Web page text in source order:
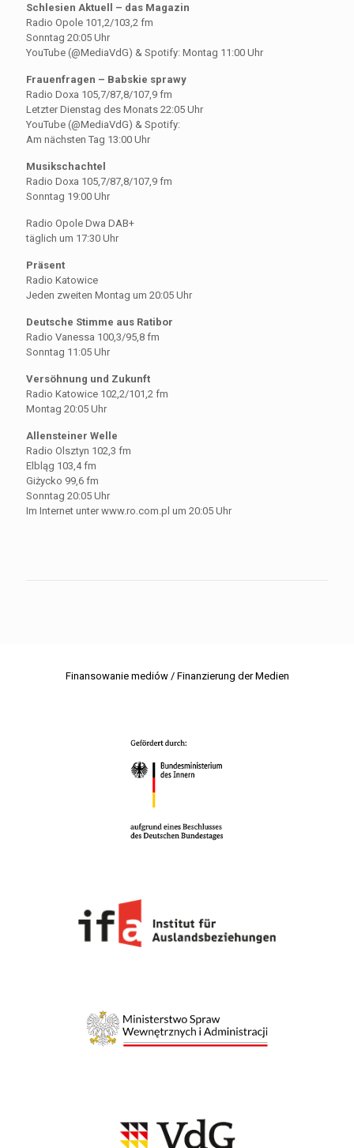
Schlesien Aktuell – das Magazin
Radio Opole 101,2/103,2 fm
Sonntag 20:05 Uhr
YouTube (@MediaVdG) & Spotify: Montag 11:00 Uhr
Frauenfragen – Babskie sprawy
Radio Doxa 105,7/87,8/107,9 fm
Letzter Dienstag des Monats 22:05 Uhr
YouTube (@MediaVdG) & Spotify:
Am nächsten Tag 13:00 Uhr
Musikschachtel
Radio Doxa 105,7/87,8/107,9 fm
Sonntag 19:00 Uhr
Radio Opole Dwa DAB+
täglich um 17:30 Uhr
Präsent
Radio Katowice
Jeden zweiten Montag um 20:05 Uhr
Deutsche Stimme aus Ratibor
Radio Vanessa 100,3/95,8 fm
Sonntag 11:05 Uhr
Versöhnung und Zukunft
Radio Katowice 102,2/101,2 fm
Montag 20:05 Uhr
Allensteiner Welle
Radio Olsztyn 102,3 fm
Elbląg 103,4 fm
Giżycko 99,6 fm
Sonntag 20:05 Uhr
Im Internet unter www.ro.com.pl um 20:05 Uhr
Finansowanie mediów / Finanzierung der Medien